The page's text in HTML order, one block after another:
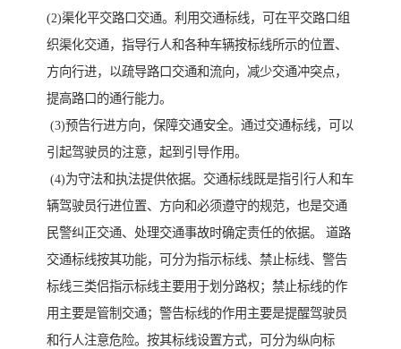
(2)渠化平交路口交通。利用交通标线，可在平交路口组
织渠化交通，指导行人和各种车辆按标线所示的位置、
方向行进，以疏导路口交通和流向，减少交通冲突点，
提高路口的通行能力。
(3)预告行进方向，保障交通安全。通过交通标线，可以
引起驾驶员的注意，起到引导作用。
(4)为守法和执法提供依据。交通标线既是指引行人和车
辆驾驶员行进位置、方向和必须遵守的规范，也是交通
民警纠正交通、处理交通事故时确定责任的依据。 道路
交通标线按其功能，可分为指示标线、禁止标线、警告
标线三类侣指示标线主要用于划分路权；禁止标线的作
用主要是管制交通；警告标线的作用主要是提醒驾驶员
和行人注意危险。按其标线设置方式，可分为纵向标